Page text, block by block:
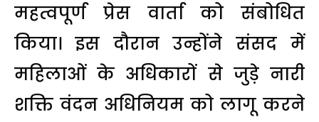
महत्वपूर्ण प्रेस वार्ता को संबोधित
किया। इस दौरान उन्होंने संसद में
महिलाओं के अधिकारों से जुड़े नारी
शक्ति वंदन अधिनियम को लागू करने